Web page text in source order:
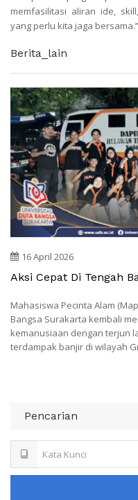
memfasilitasi aliran ide,
yang perlu kita jaga bersama.”
Berita_lain
16 April 2026
Aksi Cepat Di Tengah
Mahasiswa Pecinta Alam
Bangsa Surakarta kembali
kemanusiaan dengan terjun
terdampak banjir di wilayah
Pencarian